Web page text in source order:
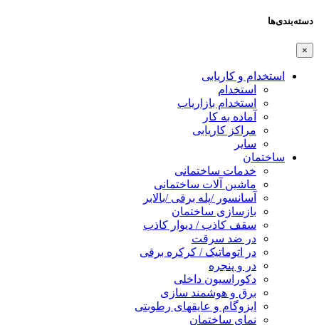
دسته‌بندی‌ها
×
استخدام و کاریابی
استخدام
استخدام بازاریاب
آماده به کار
مراکز کاریابی
سایر
ساختمان
خدمات ساختمانی
ماشین آلات ساختمانی
آسانسور /پله برقی /بالابر
بازسازی ساختمان
سقف کاذب / دیوار کاذب
در ضد سرقت
در اتوماتیک / کرکره برقی
در و پنجره
دکوراسیون داخلی
برق و هوشمند سازی
ایزوگام و عایقهای رطوبتی
نمای ساختمان